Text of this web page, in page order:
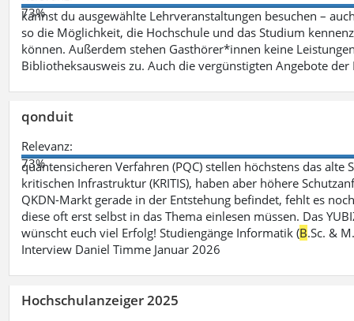
73%
kannst du ausgewählte Lehrveranstaltungen besuchen –
so die Möglichkeit, die Hochschule und das Studium
können. Außerdem stehen Gasthörer*innen keine
Bibliotheksausweis zu. Auch die vergünstigten Angebote
qonduit
Relevanz:
73%
quantensicheren Verfahren (PQC) stellen höchstens das
kritischen Infrastruktur (KRITIS), haben aber höhere
QKDN-Markt gerade in der Entstehung befindet, fehlt es
diese oft erst selbst in das Thema einlesen müssen. Das
wünscht euch viel Erfolg! Studiengänge Informatik (B.Sc. &
Interview Daniel Timme Januar 2026
Hochschulanzeiger 2025